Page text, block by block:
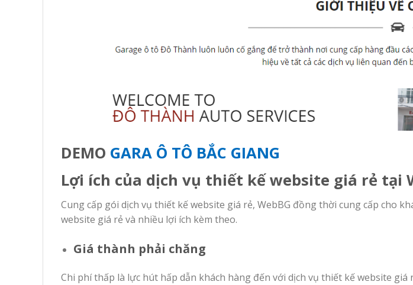
DEMO GARA Ô TÔ BẮC GIANG
Lợi ích của dịch vụ thiết kế website giá rẻ tại
Cung cấp gói dịch vụ thiết kế website giá rẻ, WebBG đồng thời cung cấp cho
website giá rẻ và nhiều lợi ích kèm theo.
Giá thành phải chăng
Chi phí thấp là lực hút hấp dẫn khách hàng đến với dịch vụ thiết kế website